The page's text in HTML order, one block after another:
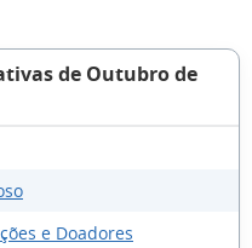
de Outubro de
e Doadores